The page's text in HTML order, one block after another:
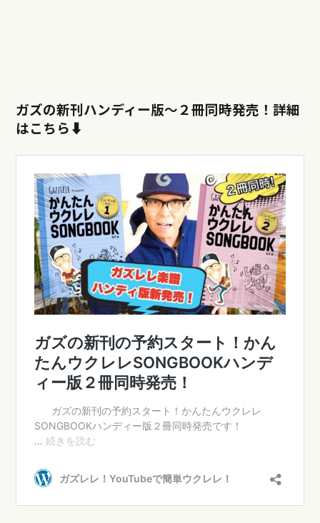
ガズの新刊ハンディー版〜２冊同時発売！詳細
はこちら⬇︎